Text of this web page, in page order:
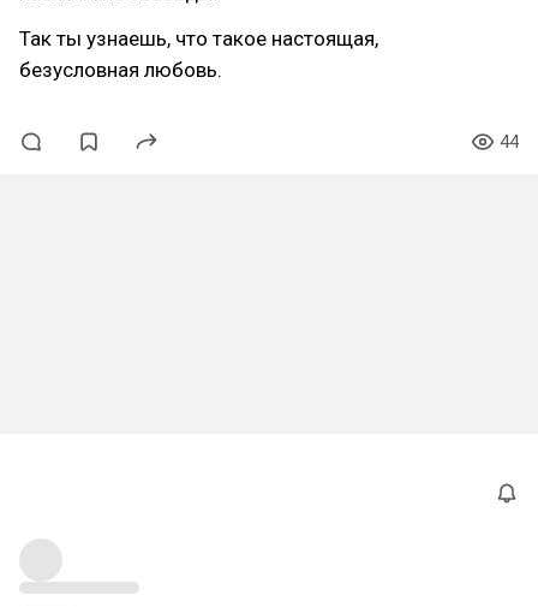
Так ты узнаешь, что такое настоящая,
безусловная любовь.
44